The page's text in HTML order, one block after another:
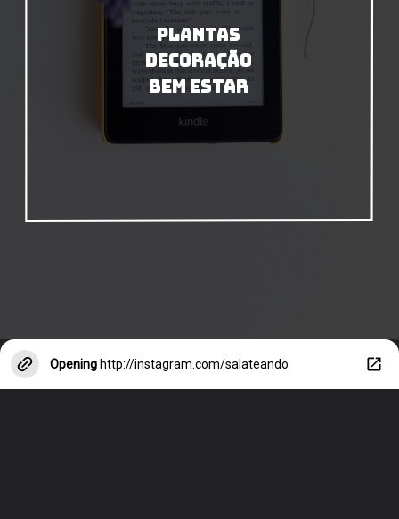
PLANTAS
DECORAÇÃO
BEM ESTAR
Opening http://instagram.com/salateando